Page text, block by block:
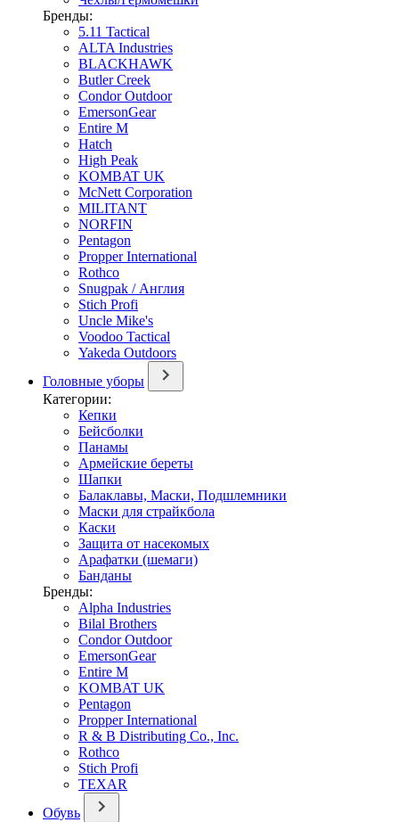
Бренды:
5.11 Tactical
ALTA Industries
BLACKHAWK
Butler Creek
Condor Outdoor
EmersonGear
Entire M
Hatch
High Peak
KOMBAT UK
McNett Corporation
MILITANT
NORFIN
Pentagon
Propper International
Rothco
Snugpak / Англия
Stich Profi
Uncle Mike's
Voodoo Tactical
Yakeda Outdoors
Головные уборы
Категории:
Кепки
Бейсболки
Панамы
Армейские береты
Шапки
Балаклавы, Маски, Подшлемники
Маски для страйкбола
Каски
Защита от насекомых
Арафатки (шемаги)
Банданы
Бренды:
Alpha Industries
Bilal Brothers
Condor Outdoor
EmersonGear
Entire M
KOMBAT UK
Pentagon
Propper International
R & B Distributing Co., Inc.
Rothco
Stich Profi
TEXAR
Обувь